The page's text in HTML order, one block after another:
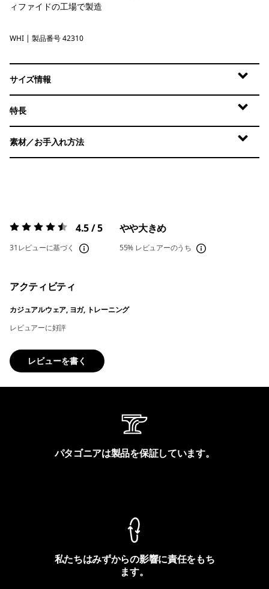
ィファイドの工場で製造
White
WHI | 製品番号 42310
サイズ情報
特長
素材／お手入れ方法
評価:4.5 / 5 4.5 / 5
31レビューに基づく
やや大きめ
55% レビュアーのうち
アクティビティ
カジュアルウェア, ヨガ, トレーニング
レビュアーに好評
レビューを書く
パタゴニアは製品を保証しています。
私たちはみずからの影響に責任をもち
ます。